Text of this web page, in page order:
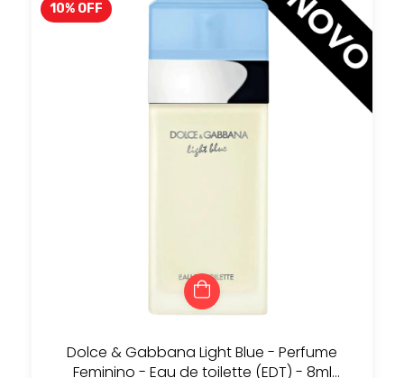
10% OFF
Dolce & Gabbana Light Blue - Perfume
Feminino - Eau de toilette (EDT) - 8ml